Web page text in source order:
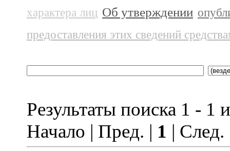
характера лиц Об утверждении
предоставления этих сведений
Результаты поиска 1 - 1
Начало | Пред. | 1 |